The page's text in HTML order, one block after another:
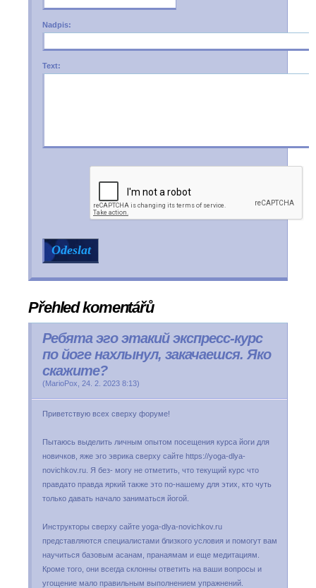
Nadpis:
Text:
Přehled komentářů
Ребята эго этакий экспресс-курс
по йоге нахлынул, закачаешся. Яко
скажите?
(MarioPox 24. 2. 2023 8:13)
Приветствую всех сверху форуме!
Пытаюсь выделить личным опытом посещения курса йоги для
новичков, яже эго эврика сверху сайте https://yoga-dlya-
novichkov.ru. Я без- могу не отметить, что текущий курс что
правдато правда яркий также это по-нашему для этих, кто чуть
только давать начало заниматься йогой.
Инструкторы сверху сайте yoga-dlya-novichkov.ru
представляются специалистами близкого условия и помогут вам
научиться базовым асанам, пранаямам и еще медитациям.
Кроме того, они всегда склонны ответить на ваши вопросы и
угощение мало правильным выполнением упражнений.